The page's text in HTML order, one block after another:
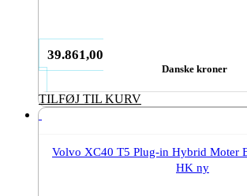
39.861,00
Danske kroner
TILFØJ TIL KURV
Volvo XC40 T5 Plug-in Hybrid Moter
HK ny